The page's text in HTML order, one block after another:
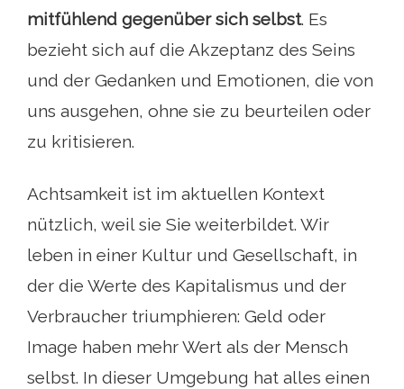
mitfühlend gegenüber sich selbst. Es
bezieht sich auf die Akzeptanz des Seins
und der Gedanken und Emotionen, die von
uns ausgehen, ohne sie zu beurteilen oder
zu kritisieren.
Achtsamkeit ist im aktuellen Kontext
nützlich, weil sie Sie weiterbildet. Wir
leben in einer Kultur und Gesellschaft, in
der die Werte des Kapitalismus und der
Verbraucher triumphieren: Geld oder
Image haben mehr Wert als der Mensch
selbst. In dieser Umgebung hat alles einen